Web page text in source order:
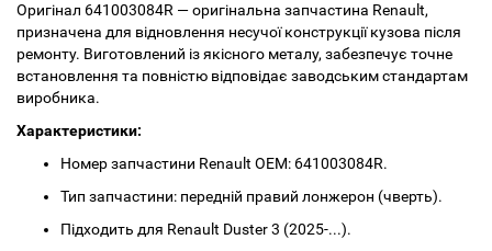
Оригінал 641003084R — оригінальна запчастина Renault,
призначена для відновлення несучої конструкції кузова після
ремонту. Виготовлений із якісного металу, забезпечує точне
встановлення та повністю відповідає заводським стандартам
виробника.
Характеристики:
Номер запчастини Renault OEM: 641003084R.
Тип запчастини: передній правий лонжерон (чверть).
Підходить для Renault Duster 3 (2025-...).